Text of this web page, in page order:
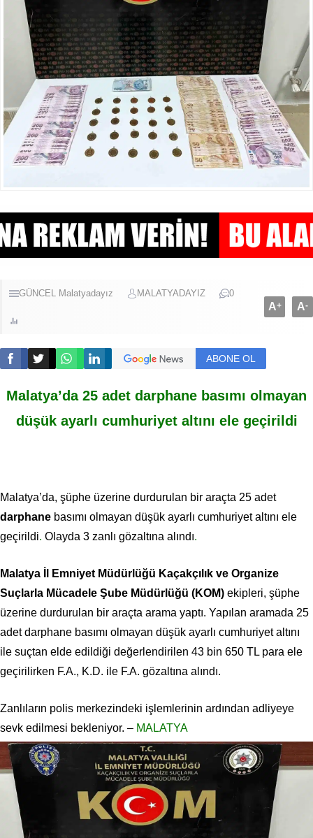
GÜNCEL Malatyadayız MALATYADAYIZ 0
A+ A-
ABONE OL
Malatya’da 25 adet darphane basımı olmayan
düşük ayarlı cumhuriyet altını ele geçirildi
Malatya’da, şüphe üzerine durdurulan bir araçta 25 adet
darphane basımı olmayan düşük ayarlı cumhuriyet altını ele
geçirildi. Olayda 3 zanlı gözaltına alındı.
Malatya İl Emniyet Müdürlüğü Kaçakçılık ve Organize
Suçlarla Mücadele Şube Müdürlüğü (KOM) ekipleri, şüphe
üzerine durdurulan bir araçta arama yaptı. Yapılan aramada 25
adet darphane basımı olmayan düşük ayarlı cumhuriyet altını
ile suçtan elde edildiği değerlendirilen 43 bin 650 TL para ele
geçirilirken F.A., K.D. ile F.A. gözaltına alındı.
Zanlıların polis merkezindeki işlemlerinin ardından adliyeye
sevk edilmesi bekleniyor. – MALATYA